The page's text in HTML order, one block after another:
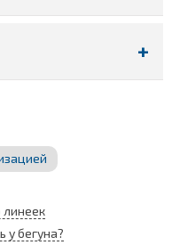
линеек
у бегуна?